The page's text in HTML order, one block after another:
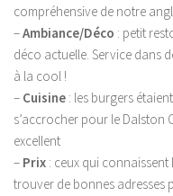
compréhensive de notre
–Ambiance/Déco : petit
déco actuelle. Service dans
à la cool !
– Cuisine : les burgers
s’accrocher pour le Dalston
excellent
– Prix : ceux qui connaissent
trouver de bonnes adresses